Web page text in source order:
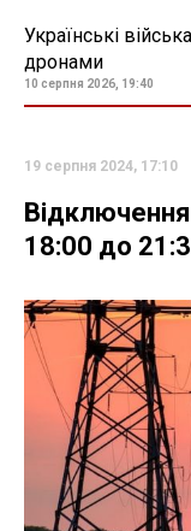
Українські
дронами
10 серпня 2026, 19:40
19 серпня 2024, 17:10
Відключення
18:00 до